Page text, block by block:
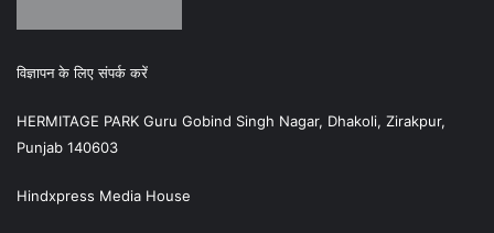
विज्ञापन के लिए संपर्क करें
HERMITAGE PARK Guru Gobind Singh Nagar, Dhakoli, Zirakpur,
Punjab 140603
Hindxpress Media House